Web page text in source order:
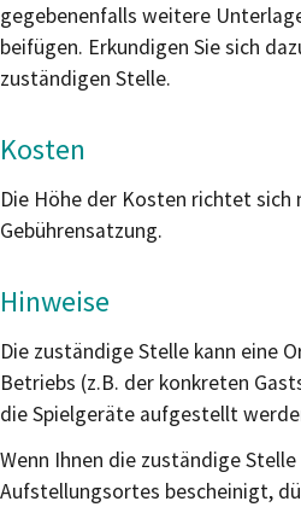
gegebenenfalls weitere
beifügen. Erkundigen Sie sich
zuständigen Stelle.
Kosten
Die Höhe der Kosten richtet sich
Gebührensatzung.
Hinweise
Die zuständige Stelle kann eine
Betriebs (z.B. der konkreten
die Spielgeräte aufgestellt
Wenn Ihnen die zuständige
Aufstellungsortes bescheinigt,